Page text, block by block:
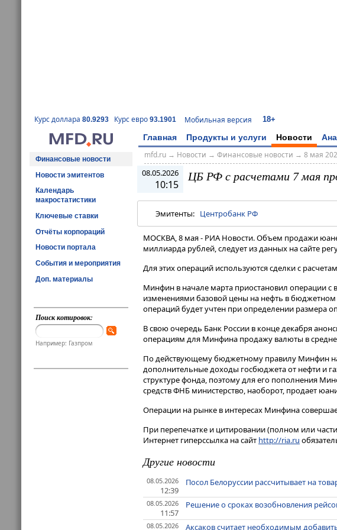
Курс доллара 80.9293 Курс евро 93.1901 Мобильная версия 18+
Главная Продукты и услуги Новости
Финансовые новости
Новости эмитентов
Календарь
макростатистики
Ключевые ставки
Отчёты корпораций
Новости портала
События и мероприятия
Доп. материалы
Поиск котировок:
Например: Газпром
mfd.ru→ Новости → Финансовые новости → 8 мая
08.05.2026
10:15
ЦБ РФ с расчетами 7 мая
Эмитенты: Центробанк РФ
МОСКВА, 8 мая - РИА Новости. Объем продажи
миллиарда рублей, следует из данных на сайте
Для этих операций используются сделки с
Минфин в начале марта приостановил операции
изменениями базовой цены на нефть в
операций будет учтен при определении размера
В свою очередь Банк России в конце декабря
операциям для Минфина продажу валюты в
По действующему бюджетному правилу Минфин
дополнительные доходы госбюджета от нефти и
структуре фонда, поэтому для его пополнения
средств ФНБ министерство, наоборот, продает
Операции на рынке в интересах Минфина
При перепечатке и цитировании (полном или
Интернет гиперссылка на сайт http://ria.ru
Другие новости
08.05.2026
12:39
Посол Белоруссии рассчитывает на
08.05.2026
11:57
Решение о сроках возобновления
08.05.2026 Аксаков считает необходимым